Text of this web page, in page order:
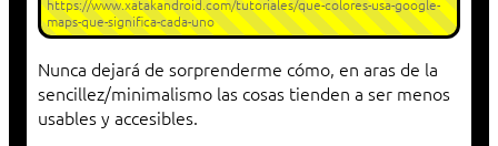
https://www.xatakandroid.com/tutoriales/que-colores-usa-google-
maps-que-significa-cada-uno
Nunca dejará de sorprenderme cómo, en aras de la
sencillez/minimalismo las cosas tienden a ser menos
usables y accesibles.